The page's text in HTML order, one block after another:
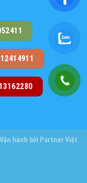
hành bởi Partner Việt